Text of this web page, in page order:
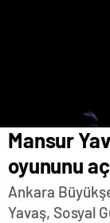
Mansur
oyununu
Ankara
Yavaş, Sosyal